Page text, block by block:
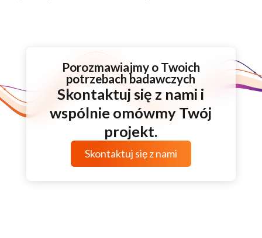
Porozmawiajmy o Twoich
potrzebach badawczych
Skontaktuj się z nami i
wspólnie omówmy Twój
projekt.
Skontaktuj się z nami